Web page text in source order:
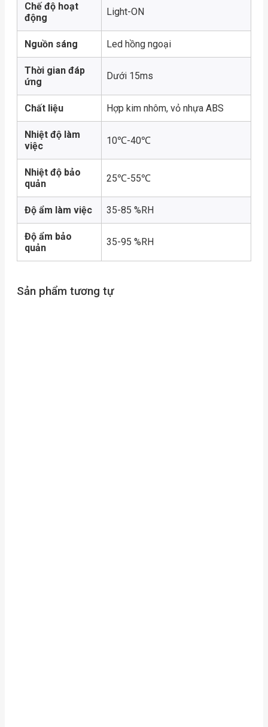
Chế độ hoạt
động
Light-ON
Nguồn sáng Led hồng ngoại
Thời gian đáp
ứng
Dưới 15ms
Chất liệu Hợp kim nhôm, vỏ nhựa ABS
Nhiệt độ làm
việc
10℃-40℃
Nhiệt độ bảo
quản
25℃-55℃
Độ ẩm làm việc 35-85 %RH
Độ ẩm bảo
quản
35-95 %RH
Sản phẩm tương tự